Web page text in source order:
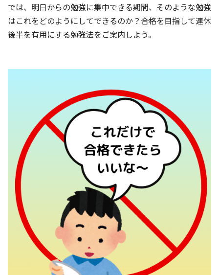
では、明日からの勉強に集中できる期間、そのような勉強
はこれをどのようにしてできるのか？合格を目指して連休
後半を有用にする勉強法をご案内しよう。